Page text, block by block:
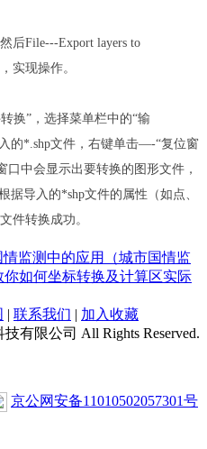
后File---Export layers to
实现操作。
换” ，选择菜单栏中的“输
的*.shp文件，右键单击—-“复位窗
口中会显示出要转换的图形文件，
据导入的*shp文件的属性（如点、
件转换成功。
情监测中的应用（城市国情监
如何坐标转换及计算区实际
| 联系我们 | 加入收藏
有限公司 All Rights Reserved.
京公网安备11010502057301号